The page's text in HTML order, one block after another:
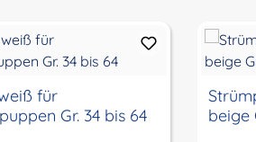
für
Gr. 34 bis 64
beige